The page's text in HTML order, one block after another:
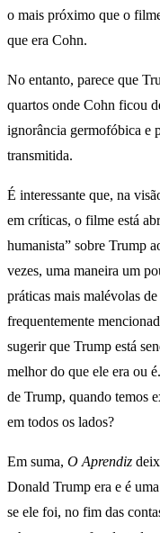
o mais próximo que o
que era Cohn.
No entanto, parece que
quartos onde Cohn ficou
ignorância germofóbica e
transmitida.
É interessante que, na
em críticas, o filme está
humanista” sobre Trump
vezes, uma maneira um
práticas mais malévolas
frequentemente
sugerir que Trump está
melhor do que ele era ou
de Trump, quando temos
em todos os lados?
Em suma, O Aprendiz
Donald Trump era e é
se ele foi, no fim das